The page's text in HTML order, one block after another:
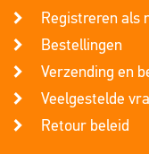
Registreren als
Bestellingen
Verzending en
Veelgestelde
Retour beleid